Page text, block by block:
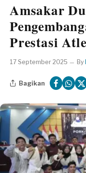
Amsakar
Prestasi
17 September 2025 By
Bagikan